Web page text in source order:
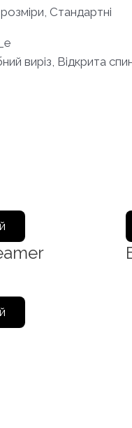
Стандартні
виріз, Відкрита